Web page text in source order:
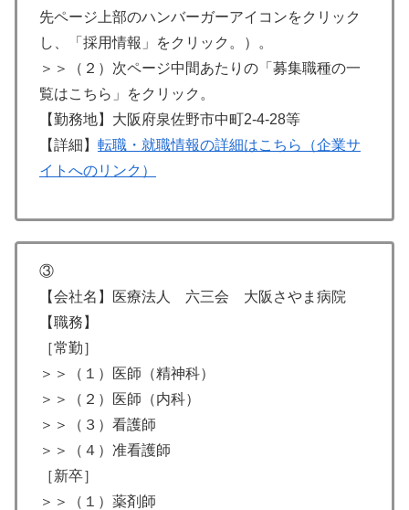
先ページ上部のハンバーガーアイコンをクリック
し、「採用情報」をクリック。）。
＞＞（２）次ページ中間あたりの「募集職種の一
覧はこちら」をクリック。
【勤務地】大阪府泉佐野市中町2-4-28等
【詳細】 転職・就職情報の詳細はこちら（企業サ
イトへのリンク）
③
【会社名】医療法人 六三会 大阪さやま病院
【職務】
［常勤］
＞＞（１）医師（精神科）
＞＞（２）医師（内科）
＞＞（３）看護師
＞＞（４）准看護師
［新卒］
＞＞（１）薬剤師